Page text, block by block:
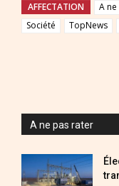
AFFECTATION
A
Société
TopNews
A ne pas rater